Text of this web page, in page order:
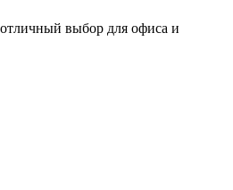
выбор для офиса и